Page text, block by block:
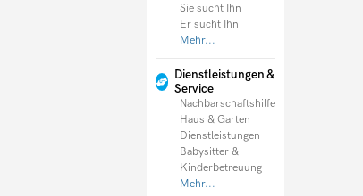
Sie sucht Ihn
Er sucht Ihn
Mehr...
Dienstleistungen &
Service
Nachbarschaftshilfe
Haus & Garten
Dienstleistungen
Babysitter &
Kinderbetreuung
Mehr...